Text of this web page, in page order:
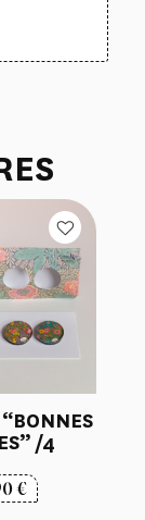
/4
€